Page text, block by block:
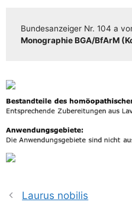
Bun­des­an­zei­ger Nr. 104 a
Mono­gra­phie BGA/​​BfArM
Laurus nobilis